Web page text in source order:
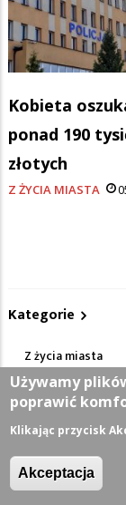
Kobieta
ponad 190
złotych
Z ŻYCIA MIASTA
Kategorie
Z życia miasta
Sport
Kultura
Używamy
poprawić
Klikając przycisk
Akceptacja